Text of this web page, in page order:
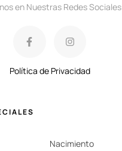
Nacimiento
en Nuestras Redes Sociales
Política de Privacidad